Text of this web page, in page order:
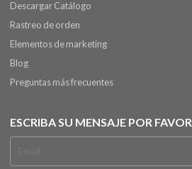
Descargar Catálogo
Rastreo de orden
Elementos de marketing
Blog
Preguntas más frecuentes
ESCRIBA SU MENSAJE POR FAVOR